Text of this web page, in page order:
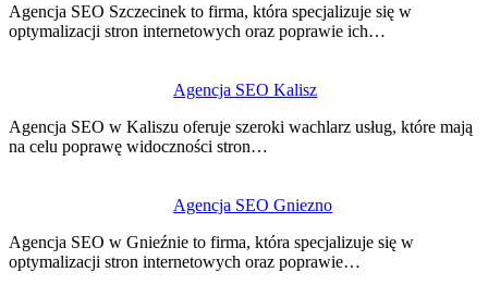
Agencja SEO Szczecinek to firma, która specjalizuje się w
optymalizacji stron internetowych oraz poprawie ich…
Agencja SEO Kalisz
Agencja SEO w Kaliszu oferuje szeroki wachlarz usług, które mają
na celu poprawę widoczności stron…
Agencja SEO Gniezno
Agencja SEO w Gnieźnie to firma, która specjalizuje się w
optymalizacji stron internetowych oraz poprawie…